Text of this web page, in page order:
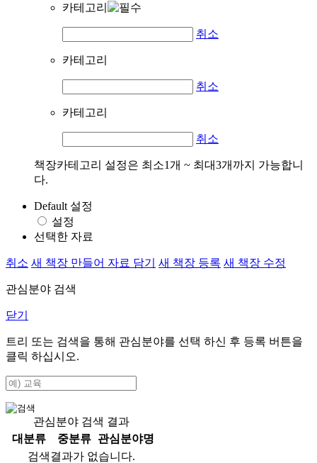
카테고리
취소
카테고리
취소
카테고리
취소
책장카테고리 설정은 최소1개 ~ 최대3개까지 가능합니
다.
Default 설정
설정
선택한 자료
취소 새 책장 만들어 자료 담기 새 책장 등록 새 책장 수정
관심분야 검색
닫기
트리 또는 검색을 통해 관심분야를 선택 하신 후 등록 버튼을
클릭 하십시오.
관심분야 검색 결과
대분류
중분류
관심분야명
검색결과가 없습니다.